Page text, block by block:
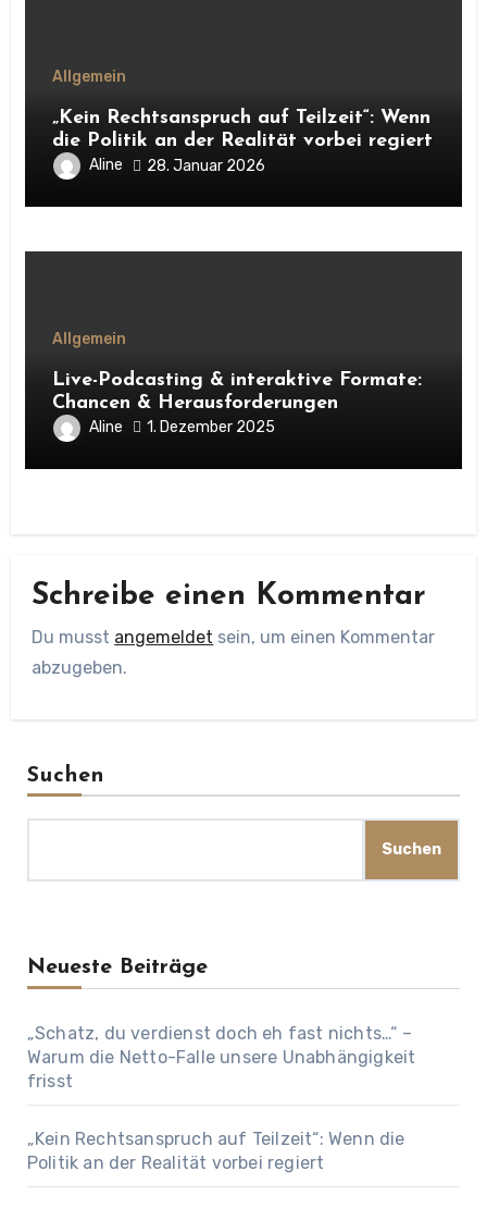
Allgemein
„Kein Rechtsanspruch auf Teilzeit“: Wenn
die Politik an der Realität vorbei regiert
Aline 28. Januar 2026
Allgemein
Live-Podcasting & interaktive Formate:
Chancen & Herausforderungen
Aline 1. Dezember 2025
Schreibe einen Kommentar
Du musst angemeldet sein, um einen Kommentar
abzugeben.
Suchen
Suchen
Neueste Beiträge
„Schatz, du verdienst doch eh fast nichts…“ –
Warum die Netto-Falle unsere Unabhängigkeit
frisst
„Kein Rechtsanspruch auf Teilzeit“: Wenn die
Politik an der Realität vorbei regiert